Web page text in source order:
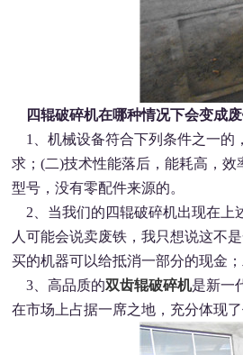
四辊破碎机在哪种情况下会变成
1、机械设备符合下列条件之一的
求；(二)技术性能落后，能耗高，
型号，没有零配件来源的。
2、当我们的四辊破碎机出现在上
人可能会说卖废铁，我只想说这不
买的机器可以给抵消一部分的现金
3、高品质的双齿辊破碎机是新一
在市场上占据一席之地，充分体现